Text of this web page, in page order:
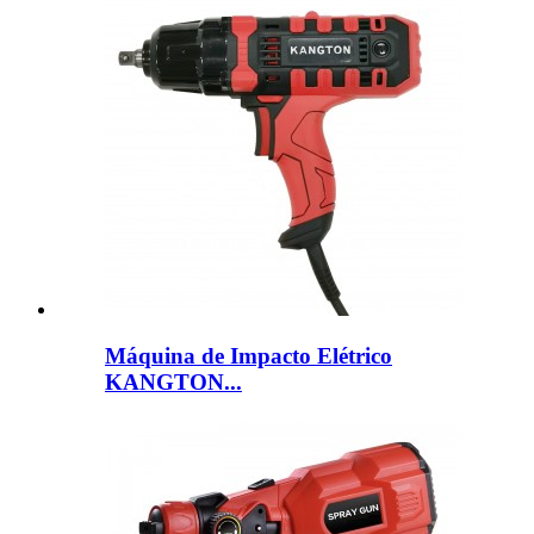
Máquina de Impacto Elétrico
KANGTON...